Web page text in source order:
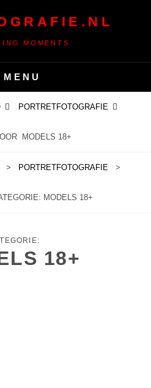
MOMENTS
MENU
PORTRETFOTOGRAFIE
MODELS 18+
> PORTRETFOTOGRAFIE >
MODELS 18+
18+